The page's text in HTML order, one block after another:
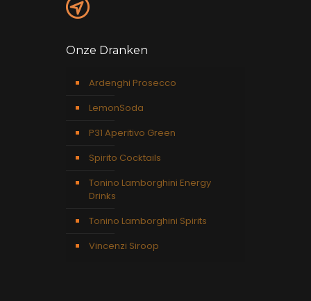
Onze Dranken
Ardenghi Prosecco
LemonSoda
P31 Aperitivo Green
Spirito Cocktails
Tonino Lamborghini Energy
Drinks
Tonino Lamborghini Spirits
Vincenzi Siroop